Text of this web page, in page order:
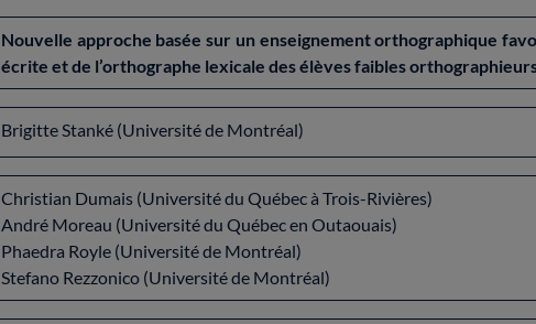
Nouvelle approche basée sur un enseignement orthographique
écrite et de l’orthographe lexicale des élèves faibles
Brigitte Stanké (Université de Montréal)
Christian Dumais (Université du Québec à Trois-Rivières)
André Moreau (Université du Québec en Outaouais)
Phaedra Royle (Université de Montréal)
Stefano Rezzonico (Université de Montréal)